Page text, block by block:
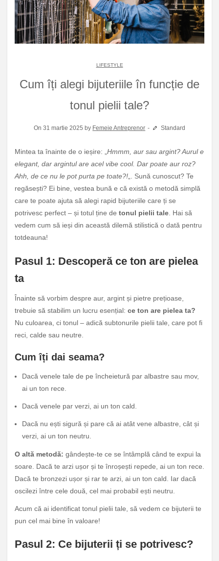
LIFESTYLE
Cum îți alegi bijuteriile în funcție de
tonul pielii tale?
On 31 martie 2025 by Femeie Antreprenor Standard
Mintea ta înainte de o ieșire: „ Hmmm, aur sau argint? Aurul e
elegant, dar argintul are acel vibe cool. Dar poate aur roz?
Ahh, de ce nu le pot purta pe toate?! „. Sună cunoscut? Te
regăsești? Ei bine, vestea bună e că există o metodă simplă
care te poate ajuta să alegi rapid bijuteriile care ți se
potrivesc perfect – și totul ține de tonul pielii tale . Hai să
vedem cum să ieși din această dilemă stilistică o dată pentru
totdeauna!
Pasul 1: Descoperă ce ton are pielea
ta
Înainte să vorbim despre aur, argint și pietre prețioase,
trebuie să stabilim un lucru esențial: ce ton are pielea ta?
Nu culoarea, ci tonul – adică subtonurile pielii tale, care pot fi
reci, calde sau neutre.
Cum îți dai seama?
Dacă venele tale de pe încheietură par albastre sau mov,
ai un ton rece.
Dacă venele par verzi, ai un ton cald.
Dacă nu ești sigură și pare că ai atât vene albastre, cât și
verzi, ai un ton neutru.
O altă metodă: gândește-te ce se întâmplă când te expui la
soare. Dacă te arzi ușor și te înroșești repede, ai un ton rece.
Dacă te bronzezi ușor și rar te arzi, ai un ton cald. Iar dacă
oscilezi între cele două, cel mai probabil ești neutru.
Acum că ai identificat tonul pielii tale, să vedem ce bijuterii te
pun cel mai bine în valoare!
Pasul 2: Ce bijuterii ți se potrivesc?